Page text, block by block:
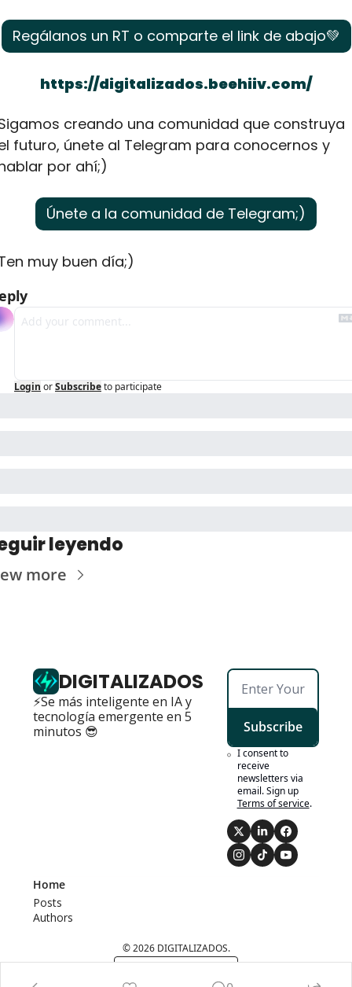
Regálanos un RT o comparte el link de abajo💚
https://digitalizados.beehiiv.com/
creando una comunidad que construya
futuro, únete al Telegram para conocernos y
por ahí;)
Únete a la comunidad de Telegram;)
muy buen día;)
Login orSubscribeto participate
leyendo
more
DIGITALIZADOS
⚡Se más inteligente en IA y
tecnología emergente en 5
minutos 😎
Subscribe
I consent to
receive
newsletters via
email. Sign up
Terms of service.
Home
Posts
Authors
© 2026 DIGITALIZADOS.